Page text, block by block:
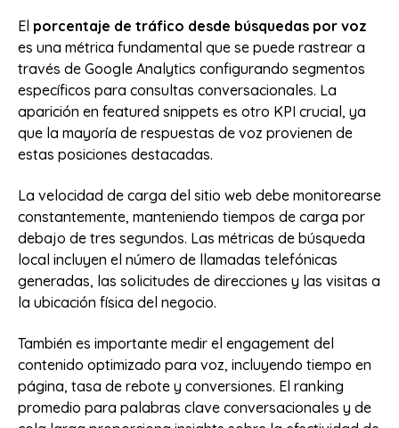
El porcentaje de tráfico desde búsquedas por voz
es una métrica fundamental que se puede rastrear a
través de Google Analytics configurando segmentos
específicos para consultas conversacionales. La
aparición en featured snippets es otro KPI crucial, ya
que la mayoría de respuestas de voz provienen de
estas posiciones destacadas.
La velocidad de carga del sitio web debe monitorearse
constantemente, manteniendo tiempos de carga por
debajo de tres segundos. Las métricas de búsqueda
local incluyen el número de llamadas telefónicas
generadas, las solicitudes de direcciones y las visitas a
la ubicación física del negocio.
También es importante medir el engagement del
contenido optimizado para voz, incluyendo tiempo en
página, tasa de rebote y conversiones. El ranking
promedio para palabras clave conversacionales y de